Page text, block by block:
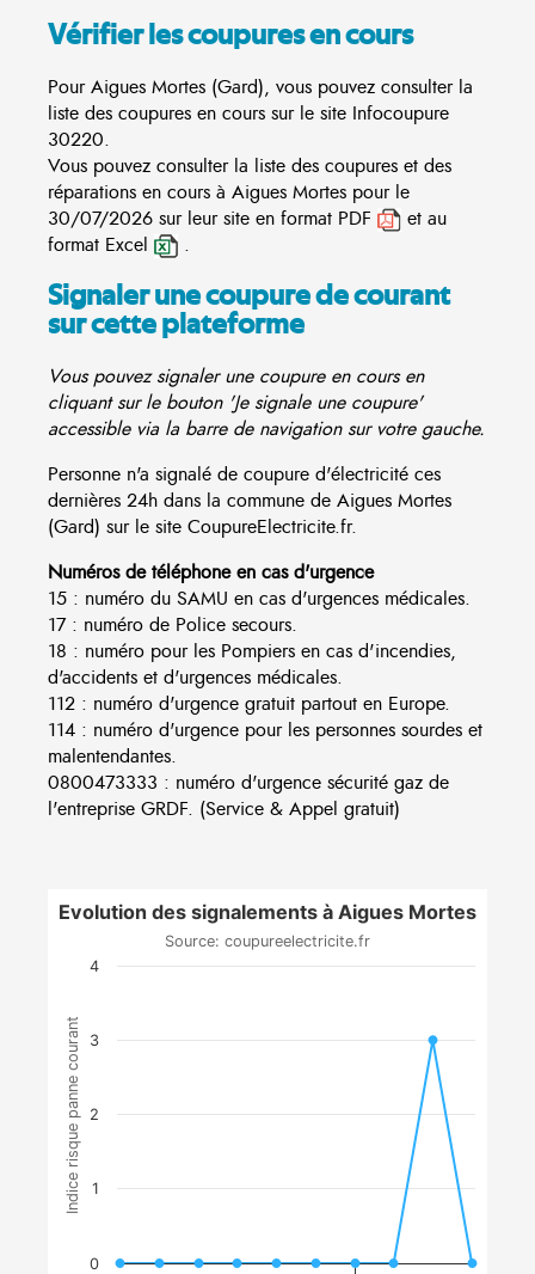
Vérifier les coupures en cours
Pour Aigues Mortes (Gard), vous pouvez consulter la
liste des coupures en cours sur le site Infocoupure
30220.
Vous pouvez consulter la liste des coupures et des
réparations en cours à Aigues Mortes pour le
30/07/2026 sur leur site en format PDF
et au
format Excel
.
Signaler une coupure de courant
sur cette plateforme
Vous pouvez signaler une coupure en cours en
cliquant sur le bouton 'Je signale une coupure'
accessible via la barre de navigation sur votre gauche.
Personne n'a signalé de coupure d'électricité ces
dernières 24h dans la commune de Aigues Mortes
(Gard) sur le site CoupureElectricite.fr.
Numéros de téléphone en cas d'urgence
15 : numéro du SAMU en cas d'urgences médicales.
17 : numéro de Police secours.
18 : numéro pour les Pompiers en cas d'incendies,
d'accidents et d'urgences médicales.
112 : numéro d'urgence gratuit partout en Europe.
114 : numéro d'urgence pour les personnes sourdes et
malentendantes.
0800473333 : numéro d'urgence sécurité gaz de
l'entreprise GRDF. (Service & Appel gratuit)
Indice risque panne courant
Evolution des signalements à Aigues Mortes
Source: coupureelectricite.fr
0
1
2
3
4